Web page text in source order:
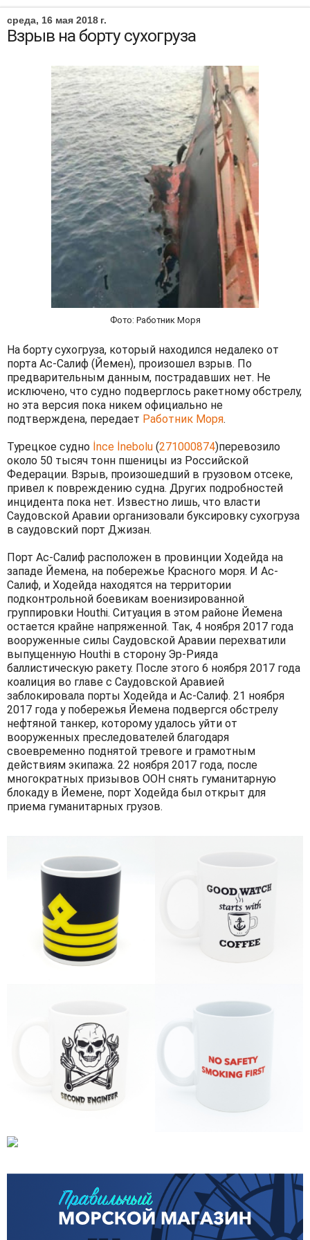
среда, 16 мая 2018 г.
Взрыв на борту сухогруза
Фото: Работник Моря
На борту сухогруза, который находился недалеко от
порта Ас-Салиф (Йемен), произошел взрыв. По
предварительным данным, пострадавших нет. Не
исключено, что судно подверглось ракетному обстрелу,
но эта версия пока никем официально не
подтверждена, передает Работник Моря.
Турецкое судно İnce İnebolu (271000874)перевозило
около 50 тысяч тонн пшеницы из Российской
Федерации. Взрыв, произошедший в грузовом отсеке,
привел к повреждению судна. Других подробностей
инцидента пока нет. Известно лишь, что власти
Саудовской Аравии организовали буксировку сухогруза
в саудовский порт Джизан.
Порт Ас-Салиф расположен в провинции Ходейда на
западе Йемена, на побережье Красного моря. И Ас-
Салиф, и Ходейда находятся на территории
подконтрольной боевикам военизированной
группировки Houthi. Ситуация в этом районе Йемена
остается крайне напряженной. Так, 4 ноября 2017 года
вооруженные силы Саудовской Аравии перехватили
выпущенную Houthi в сторону Эр-Рияда
баллистическую ракету. После этого 6 ноября 2017 года
коалиция во главе с Саудовской Аравией
заблокировала порты Ходейда и Ас-Салиф. 21 ноября
2017 года у побережья Йемена подвергся обстрелу
нефтяной танкер, которому удалось уйти от
вооруженных преследователей благодаря
своевременно поднятой тревоге и грамотным
действиям экипажа. 22 ноября 2017 года, после
многократных призывов ООН снять гуманитарную
блокаду в Йемене, порт Ходейда был открыт для
приема гуманитарных грузов.